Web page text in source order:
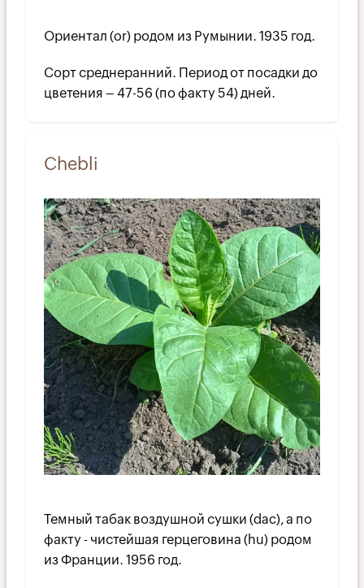
Ориентал (or) родом из Румынии. 1935 год.
Сорт среднеранний. Период от посадки до
цветения – 47-56 (по факту 54) дней.
Chebli
Темный табак воздушной сушки (dac), а по
факту - чистейшая герцеговина (hu) родом
из Франции. 1956 год.